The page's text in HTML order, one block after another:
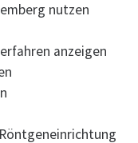
nutzen
anzeigen